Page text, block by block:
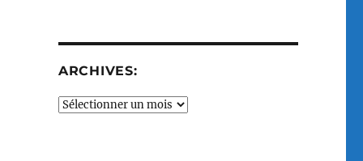
ARCHIVES:
Archives: